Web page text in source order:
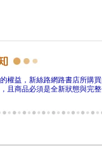
權益，新絲路網路書店所購
且商品必須是全新狀態與完